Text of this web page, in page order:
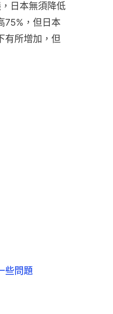
日本無須降低
75%，但日本
有所增加，但
些問題